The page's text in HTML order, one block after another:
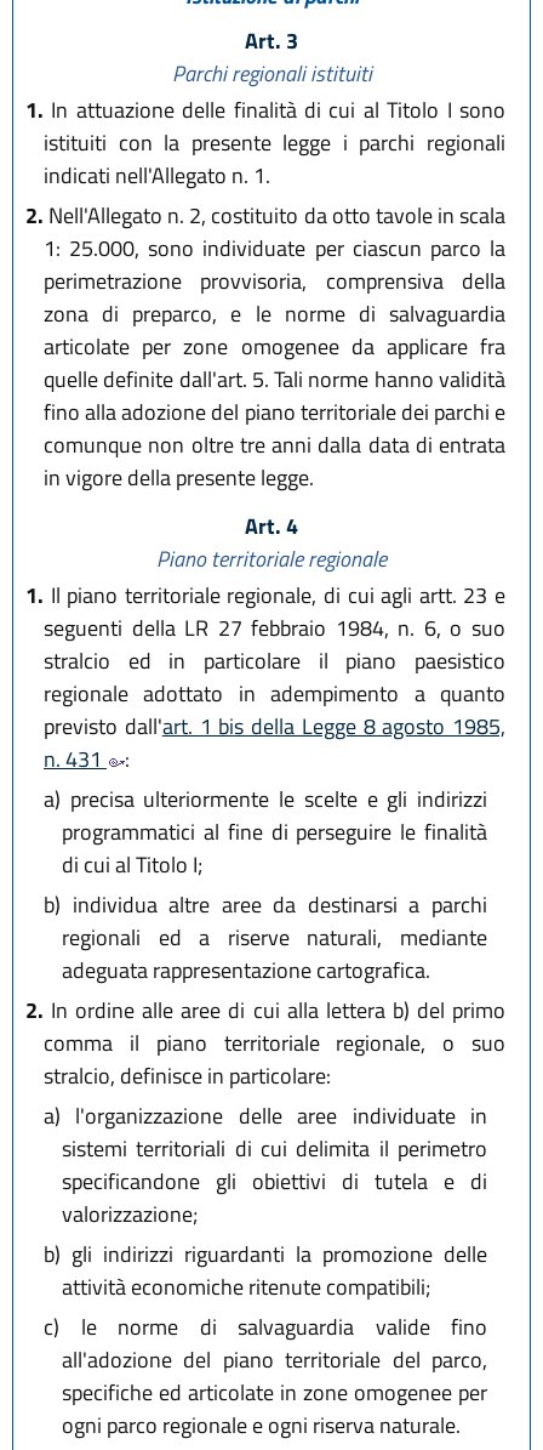
Art. 3
Parchi regionali istituiti
1. In attuazione delle finalità di cui al Titolo I sono
istituiti con la presente legge i parchi regionali
indicati nell'Allegato n. 1.
2. Nell'Allegato n. 2, costituito da otto tavole in scala
1: 25.000, sono individuate per ciascun parco la
perimetrazione provvisoria, comprensiva della
zona di preparco, e le norme di salvaguardia
articolate per zone omogenee da applicare fra
quelle definite dall'art. 5. Tali norme hanno validità
fino alla adozione del piano territoriale dei parchi e
comunque non oltre tre anni dalla data di entrata
in vigore della presente legge.
Art. 4
Piano territoriale regionale
1. Il piano territoriale regionale, di cui agli artt. 23 e
seguenti della LR 27 febbraio 1984, n. 6, o suo
stralcio ed in particolare il piano paesistico
regionale adottato in adempimento a quanto
previsto dall'art. 1 bis della Legge 8 agosto 1985,
n. 431
:
a) precisa ulteriormente le scelte e gli indirizzi
programmatici al fine di perseguire le finalità
di cui al Titolo I;
b) individua altre aree da destinarsi a parchi
regionali ed a riserve naturali, mediante
adeguata rappresentazione cartografica.
2. In ordine alle aree di cui alla lettera b) del primo
comma il piano territoriale regionale, o suo
stralcio, definisce in particolare:
a) l'organizzazione delle aree individuate in
sistemi territoriali di cui delimita il perimetro
specificandone gli obiettivi di tutela e di
valorizzazione;
b) gli indirizzi riguardanti la promozione delle
attività economiche ritenute compatibili;
c) le norme di salvaguardia valide fino
all'adozione del piano territoriale del parco,
specifiche ed articolate in zone omogenee per
ogni parco regionale e ogni riserva naturale.